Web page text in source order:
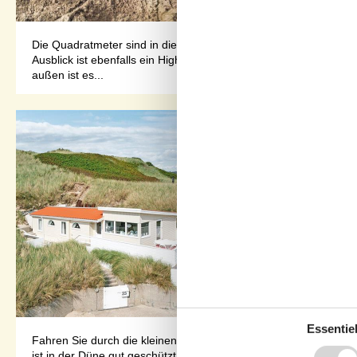
Die Quadratmeter sind in diesem gemütlichen Holzferienhaus
Ausblick ist ebenfalls ein Highlight, denn durch die Fenster
außen ist es...
Fahren Sie durch die kleinen Straßen bis zu den hohen